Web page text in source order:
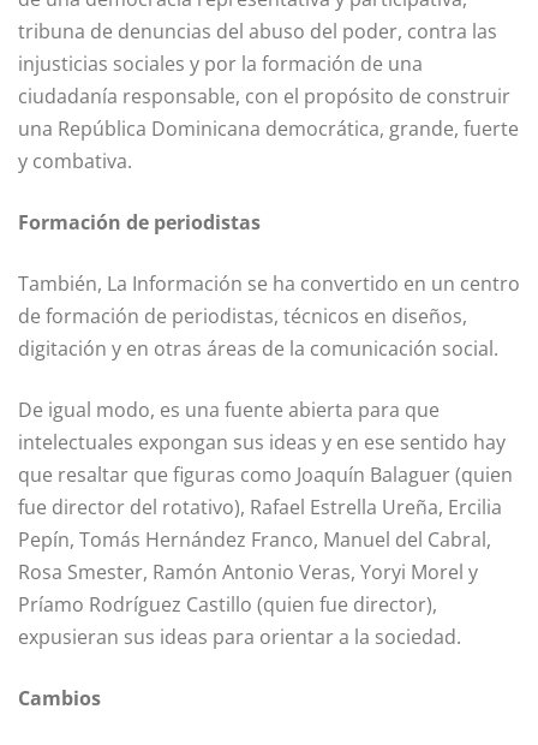
tribuna de denuncias del abuso del poder, contra las
injusticias sociales y por la formación de una
ciudadanía responsable, con el propósito de construir
una República Dominicana democrática, grande, fuerte
y combativa.
Formación de periodistas
También, La Información se ha convertido en un centro
de formación de periodistas, técnicos en diseños,
digitación y en otras áreas de la comunicación social.
De igual modo, es una fuente abierta para que
intelectuales expongan sus ideas y en ese sentido hay
que resaltar que figuras como Joaquín Balaguer (quien
fue director del rotativo), Rafael Estrella Ureña, Ercilia
Pepín, Tomás Hernández Franco, Manuel del Cabral,
Rosa Smester, Ramón Antonio Veras, Yoryi Morel y
Príamo Rodríguez Castillo (quien fue director),
expusieran sus ideas para orientar a la sociedad.
Cambios